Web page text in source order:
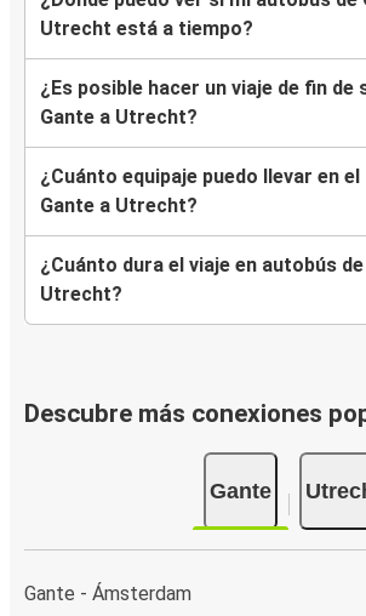
Utrecht está a tiempo?
¿Es posible hacer un viaje de fin de
Gante a Utrecht?
¿Cuánto equipaje puedo llevar en
Gante a Utrecht?
¿Cuánto dura el viaje en autobús
Utrecht?
Descubre más conexiones
Gante
Gante - Ámsterdam